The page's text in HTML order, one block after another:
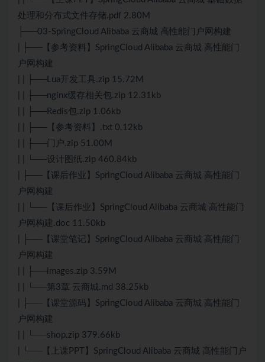
处理和分布式文件存储.pdf 2.80M
├──03-SpringCloud Alibaba 云商城 高性能门户网构建
| ├──【参考资料】SpringCloud Alibaba 云商城 高性能门
户网构建
| | ├──Lua开发工具.zip 15.72M
| | ├──nginx缓存相关包.zip 12.31kb
| | ├──Redis包.zip 1.06kb
| | ├──【参考资料】.txt 0.12kb
| | ├──门户.zip 51.00M
| | └──设计图纸.zip 460.84kb
| ├──【课后作业】SpringCloud Alibaba 云商城 高性能门
户网构建
| | └──【课后作业】SpringCloud Alibaba 云商城 高性能门
户网构建.doc 11.50kb
| ├──【课堂笔记】SpringCloud Alibaba 云商城 高性能门
户网构建
| | ├──images.zip 3.59M
| | └──第3章 云商城.md 38.25kb
| ├──【课堂源码】SpringCloud Alibaba 云商城 高性能门
户网构建
| | └──shop.zip 379.66kb
| └──【上课PPT】SpringCloud Alibaba 云商城 高性能门户